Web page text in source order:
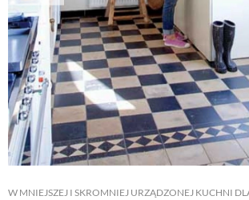
W MNIEJSZEJ I SKROMNIEJ URZĄDZONEJ KUCHNI
NATURALNA
DLA DOMU
EKO ŻYCIE